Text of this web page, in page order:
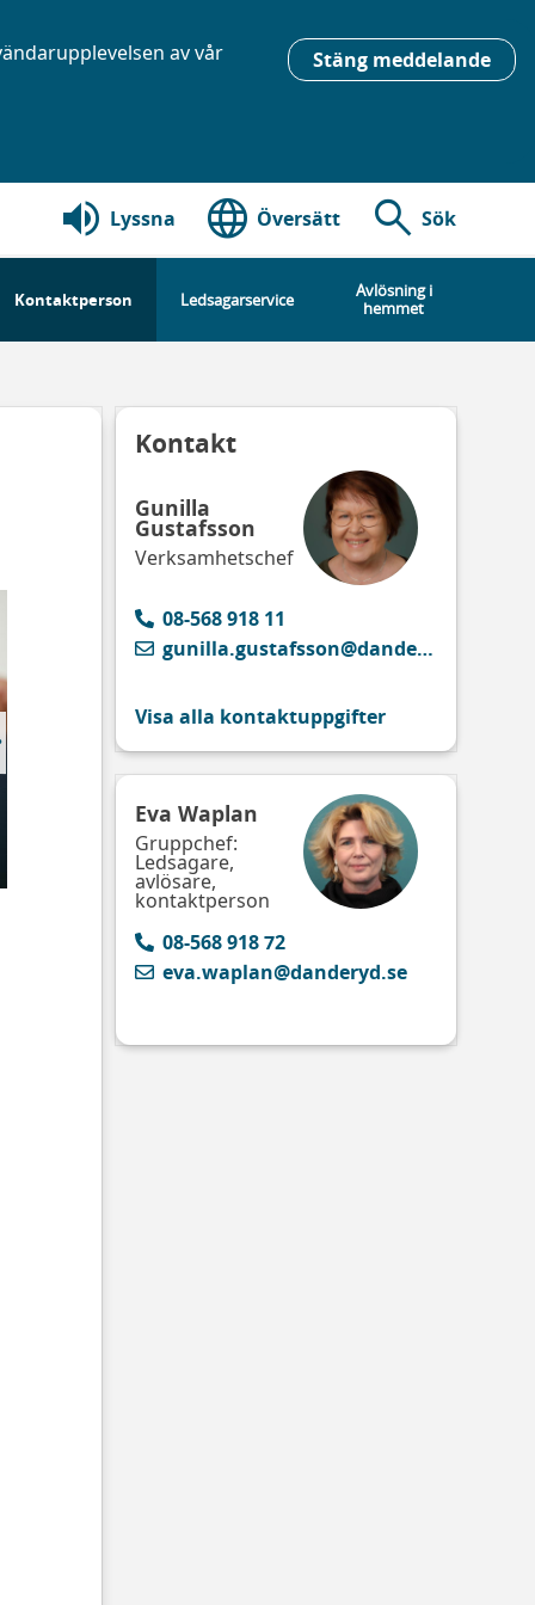
Stäng meddelande
av vår
volume_up Lyssna language Översätt search Sök
Kontaktperson Ledsagarservice
Avlösning i
hemmet
Kontakt
Gunilla
Gustafsson
Verksamhetschef
08-568 918 11
gunilla.gustafsson@danderyd.se
Visa alla kontaktuppgifter
Eva Waplan
Gruppchef:
Ledsagare,
avlösare,
kontaktperson
08-568 918 72
eva.waplan@danderyd.se